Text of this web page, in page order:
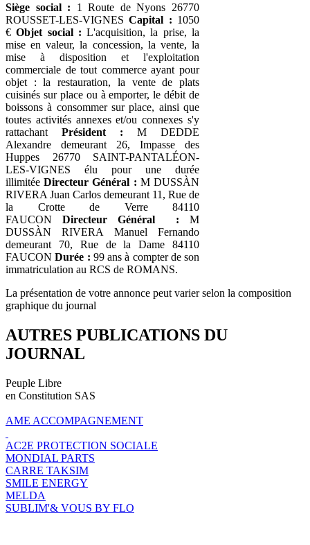
Siège social : 1 Route de Nyons 26770
ROUSSET-LES-VIGNESCapital : 1050
€Objet social : L'acquisition, la prise, la
mise en valeur, la concession, la vente, la
mise à disposition et l'exploitation
commerciale de tout commerce ayant pour
objet : la restauration, la vente de plats
cuisinés sur place ou à emporter, le débit de
boissons à consommer sur place, ainsi que
toutes activités annexes et/ou connexes s'y
rattachant Président : M DEDDE
Alexandre demeurant 26, Impasse des
Huppes 26770 SAINT-PANTALÉON-
LES-VIGNES élu pour une durée
illimitéeDirecteur Général : M DUSSÀN
RIVERA Juan Carlos demeurant 11, Rue de
la Crotte de Verre 84110
FAUCON Directeur Général : M
DUSSÀN RIVERA Manuel Fernando
demeurant 70, Rue de la Dame 84110
FAUCONDurée : 99 ans à compter de son
immatriculation au RCS de ROMANS.
La présentation de votre annonce peut varier selon la composition
graphique du journal
AUTRES PUBLICATIONS DU
JOURNAL
Peuple Libre
en Constitution SAS
AME ACCOMPAGNEMENT
AC2E PROTECTION SOCIALE
MONDIAL PARTS
CARRE TAKSIM
SMILE ENERGY
MELDA
SUBLIM'& VOUS BY FLO